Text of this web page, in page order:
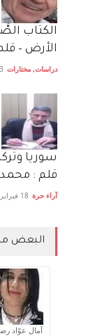
الكتاب
الأرض –
دراسات, مختارات 23
سوريا
قلم : محمد
آراء حرة 18 فبراير، 2023
البعض
آمال عوّاد